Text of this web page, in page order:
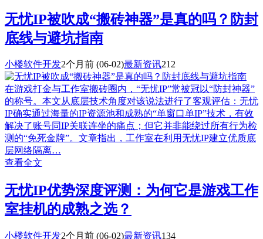
无忧IP被吹成“搬砖神器”是真的吗？防封
底线与避坑指南
小楼软件开发2个月前 (06-02)最新资讯212
在游戏打金与工作室搬砖圈内，“无忧IP”常被冠以“防封神器”
的称号。本文从底层技术角度对该说法进行了客观评估：无忧
IP确实通过海量的IP资源池和成熟的“单窗口单IP”技术，有效
解决了账号同IP关联连坐的痛点；但它并非能绕过所有行为检
测的“免死金牌”。文章指出，工作室在利用无忧IP建立优质底
层网络隔离…
查看全文
无忧IP优势深度评测：为何它是游戏工作
室挂机的成熟之选？
小楼软件开发2个月前 (06-02)最新资讯134